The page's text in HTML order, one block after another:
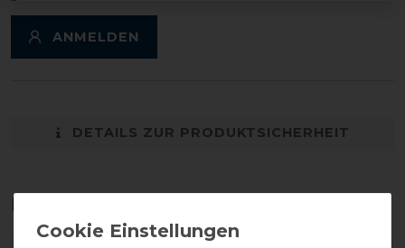
ANMELDEN
DETAILS ZUR PRODUKTSICHERHEIT
Das perfekte Zubehör für dich